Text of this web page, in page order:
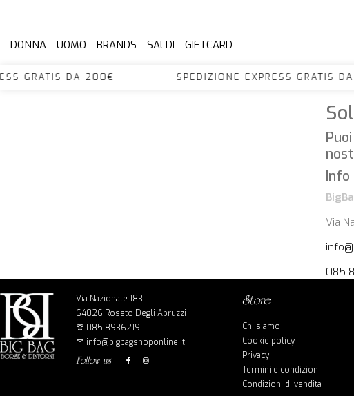
DONNA UOMO BRANDS SALDI GIFTCARD
GRATIS DA 200€ SPEDIZIONE EXPRESS
Via
085
Via Nazionale 183
64026 Roseto Degli Abruzzi
085 8936219
info@bigbagshoponline.it
follow us
store
Chi siamo
Cookie policy
Privacy
Termini e condizioni
Condizioni di vendita